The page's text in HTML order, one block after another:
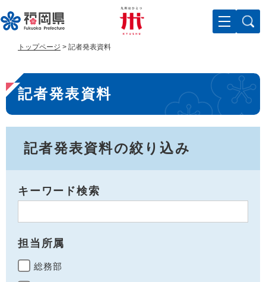
ー
ジ
で
す
ニ
ュ
ば
し
トップページ > 記者発表資料
本
文
記者発表資料
記者発表資料の絞り込み
キーワード検索
担当所属
総務部